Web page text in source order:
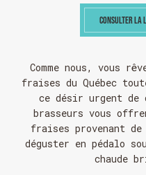
Comme nous, vous
fraises du Québec
ce désir urgent de
brasseurs vous
fraises provenant de
déguster en pédalo
chaude
CONSULTER LA